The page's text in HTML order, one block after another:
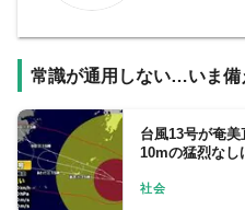
常識が通用しない…いま備
台風13号が奄
10mの猛烈な
社会